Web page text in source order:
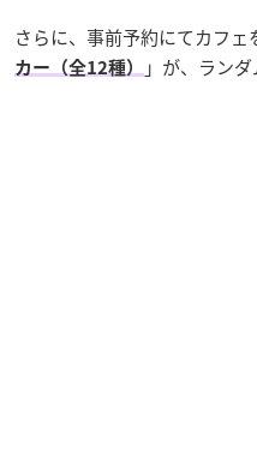
さらに、事前予約にてカフェ
カー（全12種）
」が、ラン